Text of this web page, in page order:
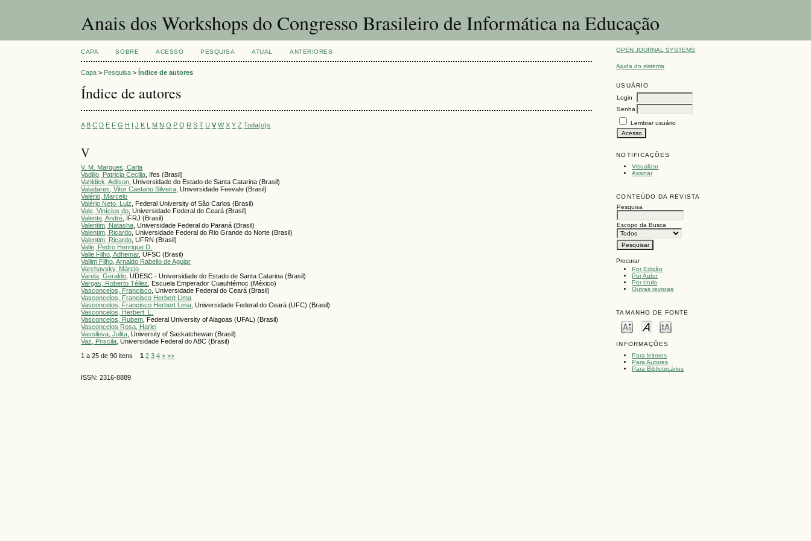
Anais dos Workshops do Congresso Brasileiro de Informática na Educação
OPEN JOURNAL SYSTEMS
Ajuda do sistema
USUÁRIO
Login
Senha
Lembrar usuário
NOTIFICAÇÕES
Visualizar
Assinar
CONTEÚDO DA REVISTA
Pesquisa
Escopo da Busca
Procurar
Por Edição
Por Autor
Por título
Outras revistas
TAMANHO DE FONTE
INFORMAÇÕES
Para leitores
Para Autores
Para Bibliotecários
CAPA SOBRE ACESSO PESQUISA ATUAL ANTERIORES
Capa > Pesquisa >Índice de autores
Índice de autores
A B C D E F G H I J K L M N O P Q R S T U V W X Y Z Toda(o)s
V
V. M. Marques, Carla
Vadillo, Patricia Cecilia , Ifes (Brasil)
Vahldick, Adilson , Universidade do Estado de Santa Catarina (Brasil)
Valadares, Vitor Caetano Silveira , Universidade Feevale (Brasil)
Valério, Marcelo
Valério Neto, Luiz
, Federal University of São Carlos (Brasil)
Vale, Vinícius do , Universidade Federal do Ceará (Brasil)
Valente, André , IFRJ (Brasil)
Valentim, Natasha , Universidade Federal do Paraná (Brasil)
Valentim, Ricardo , Universidade Federal do Rio Grande do Norte (Brasil)
Valentim, Ricardo , UFRN (Brasil)
Valle, Pedro Henrique D.
Valle Filho, Adhemar, UFSC (Brasil)
Vallim Filho, Arnaldo Rabello de Aguiar
Varchavsky, Márcio
Varela, Geraldo , UDESC - Universidade do Estado de Santa Catarina (Brasil)
Vargas, Roberto Téllez
, Escuela Emperador Cuauhtémoc (México)
Vasconcelos, Francisco , Universidade Federal do Ceará (Brasil)
Vasconcelos, Francisco Herbert Lima
Vasconcelos, Francisco Herbert Lima , Universidade Federal do Ceará (UFC) (Brasil)
Vasconcelos, Herbert. L.
Vasconcelos, Rubem , Federal University of Alagoas (UFAL) (Brasil)
Vasconcelos Rosa, Harlei
Vassileva, Julita , University of Saskatchewan (Brasil)
Vaz, Priscila , Universidade Federal do ABC (Brasil)
1 a 25 de 90 itens1 2 3 4 > >>
ISSN: 2316-8889